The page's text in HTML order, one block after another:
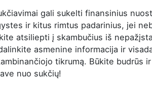
gali sukelti finansinius
ir kitus rimtus padarinius, jei
atsiliepti į skambučius iš
asmenine informacija ir
tikrumą. Būkite budrūs ir
nuo sukčių!